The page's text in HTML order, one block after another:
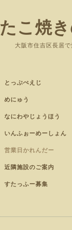
たこ焼
大阪市住吉
とっぷぺえじ
めにゅう
なにわやじょうほう
いんふぉーめーしょん
営業日かれんだー
近隣施設のご案内
すたっふー募集